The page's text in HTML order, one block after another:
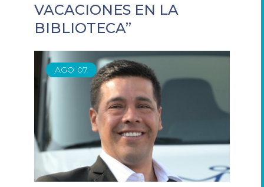
VACACIONES EN LA
BIBLIOTECA”
AGO 07